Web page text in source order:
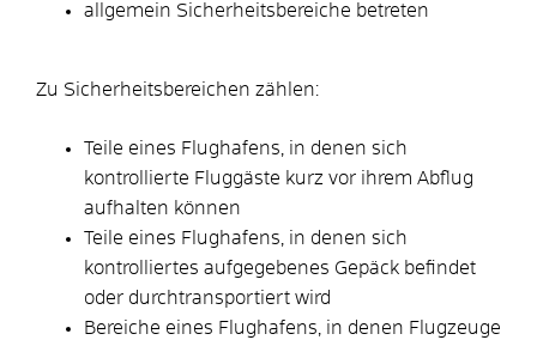
allgemein Sicherheitsbereiche betreten
Zu Sicherheitsbereichen zählen:
Teile eines Flughafens, in denen sich
kontrollierte Fluggäste kurz vor ihrem Abflug
aufhalten können
Teile eines Flughafens, in denen sich
kontrolliertes aufgegebenes Gepäck befindet
oder durchtransportiert wird
Bereiche eines Flughafens, in denen Flugzeuge